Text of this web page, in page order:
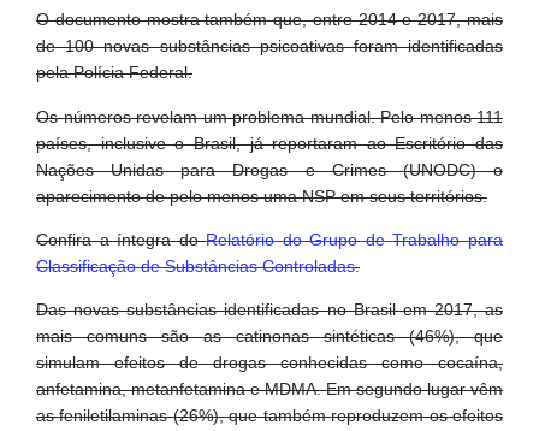
O documento mostra também que, entre 2014 e 2017, mais
de 100 novas substâncias psicoativas foram identificadas
pela Polícia Federal.
Os números revelam um problema mundial. Pelo menos 111
países, inclusive o Brasil, já reportaram ao Escritório das
Nações Unidas para Drogas e Crimes (UNODC) o
aparecimento de pelo menos uma NSP em seus territórios.
Confira a íntegra doRelatório do Grupo de Trabalho para
Classificação de Substâncias Controladas.
Das novas substâncias identificadas no Brasil em 2017, as
mais comuns são as catinonas sintéticas (46%), que
simulam efeitos de drogas conhecidas como cocaína,
anfetamina, metanfetamina e MDMA. Em segundo lugar vêm
as feniletilaminas (26%), que também reproduzem os efeitos